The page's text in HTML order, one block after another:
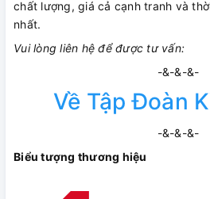
chất lượng, giá cả cạnh tranh và
nhất.
Vui lòng liên hệ để được tư vấn:
-&-&-&-
Về Tập Đoàn
-&-&-&-
Biểu tượng thương hiệu